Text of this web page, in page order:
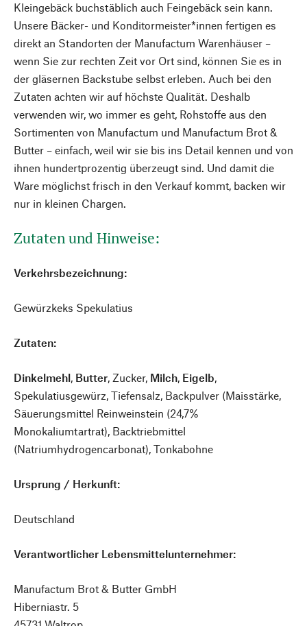
Kleingebäck buchstäblich auch Feingebäck sein kann.
Unsere Bäcker- und Konditormeister*innen fertigen es
direkt an Standorten der Manufactum Warenhäuser –
wenn Sie zur rechten Zeit vor Ort sind, können Sie es in
der gläsernen Backstube selbst erleben. Auch bei den
Zutaten achten wir auf höchste Qualität. Deshalb
verwenden wir, wo immer es geht, Rohstoffe aus den
Sortimenten von Manufactum und Manufactum Brot &
Butter – einfach, weil wir sie bis ins Detail kennen und von
ihnen hundertprozentig überzeugt sind. Und damit die
Ware möglichst frisch in den Verkauf kommt, backen wir
nur in kleinen Chargen.
Zutaten und Hinweise:
Verkehrsbezeichnung:
Gewürzkeks Spekulatius
Zutaten:
Dinkelmehl, Butter, Zucker, Milch, Eigelb,
Spekulatiusgewürz, Tiefensalz, Backpulver (Maisstärke,
Säuerungsmittel Reinweinstein (24,7%
Monokaliumtartrat), Backtriebmittel
(Natriumhydrogencarbonat), Tonkabohne
Ursprung / Herkunft:
Deutschland
Verantwortlicher Lebensmittelunternehmer:
Manufactum Brot & Butter GmbH
Hiberniastr. 5